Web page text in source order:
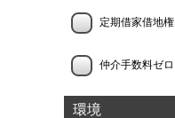
定期借家借地権
仲介手数料ゼロ
環境